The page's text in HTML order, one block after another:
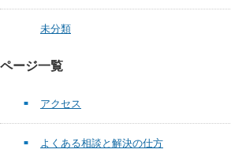
未分類
ページ一覧
アクセス
よくある相談と解決の仕方